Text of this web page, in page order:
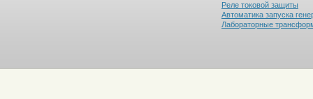
Реле токовой защиты
Автоматика запуска
Лабораторные